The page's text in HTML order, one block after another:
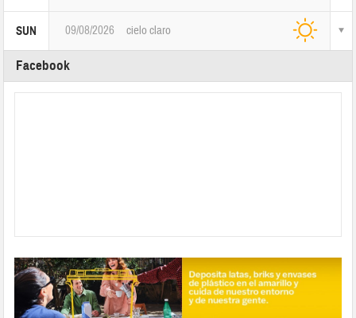
SUN 09/08/2026 cielo claro
Facebook